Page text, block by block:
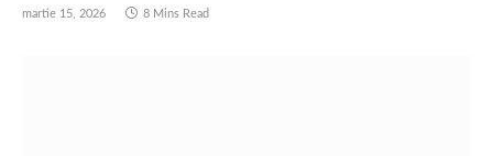
martie 15, 2026 8 Mins Read